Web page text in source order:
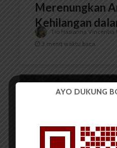
Merenungkan
Kehilangan
Tio Hasianna Vincentia
3 menit waktu baca
CERPENAYO DUKUNG